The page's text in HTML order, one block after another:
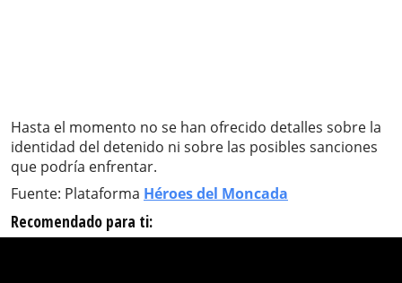
Hasta el momento no se han ofrecido detalles sobre la
identidad del detenido ni sobre las posibles sanciones
que podría enfrentar.
Fuente: Plataforma Héroes del Moncada
Recomendado para ti: